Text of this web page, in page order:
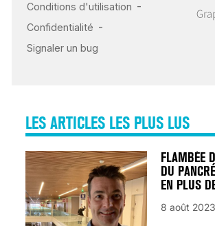
LES ARTICLES LES PLUS LUS
FLAMBÉE
DU
EN PLUS
8 août 2023